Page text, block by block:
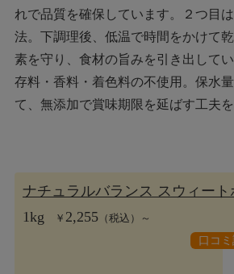
れで品質を確保しています。２つ目
法。下調理後、低温で時間をかけて
素を守り、食材の旨みを引き出して
存料・香料・着色料の不使用。保水
て、無添加で賞味期限を延ばす工夫を
ナチュラルバランス スウィー
1kg ￥ 2,255 （税込）～
口コ